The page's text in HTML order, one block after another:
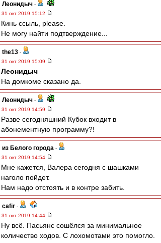
Леонидыч -
31 окт 2019 15:12
Кинь ссыль, please.
Не могу найти подтверждение...
the13 -
31 окт 2019 15:09
Леонидыч
На домкоме сказано да.
Леонидыч -
31 окт 2019 14:59
Разве сегодняшний Кубок входит в
абонементную программу?!
из Белого города -
31 окт 2019 14:54
Мне кажется, Валера сегодня с шашками
наголо пойдет.
Нам надо отстоять и в контре забить.
cafir -
31 окт 2019 14:44
Ну всё. Пасьянс сошёлся за минимальное
количество ходов. С лохомотами это помогло.